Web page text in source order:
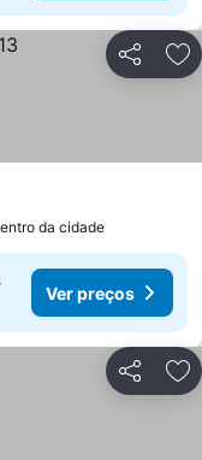
Partilhar
da cidade
Ver preços
Partilhar